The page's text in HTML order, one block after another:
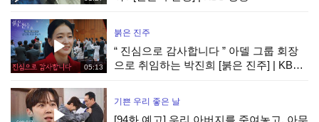
05:13
붉은 진주
“ 진심으로 감사합니다 ” 아델 그룹 회장
으로 취임하는 박진희 [붉은 진주] | KBS
기쁜 우리 좋은 날
[94화 예고] 우리 아버지를 죽여놓고, 아무